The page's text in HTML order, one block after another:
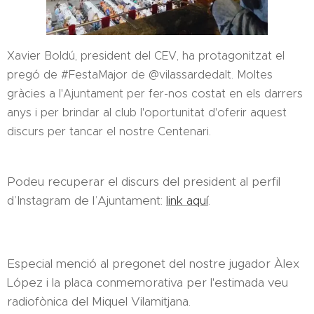
Xavier Boldú, president del CEV, ha protagonitzat el
pregó de #FestaMajor de @vilassardedalt. Moltes
gràcies a l'Ajuntament per fer-nos costat en els darrers
anys i per brindar al club l'oportunitat d'oferir aquest
discurs per tancar el nostre Centenari.
Podeu recuperar el discurs del president al perfil
d’Instagram de l’Ajuntament: link aquí.
Especial menció al pregonet del nostre jugador Àlex
López i la placa conmemorativa per l'estimada veu
radiofònica del Miquel Vilamitjana.